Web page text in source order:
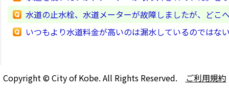
水道の止水栓、水道メーターが故障しましたが、どこ
いつもより水道料金が高いのは漏水しているのではな
Copyright © City of Kobe. All Rights Reserved. ご利用規約